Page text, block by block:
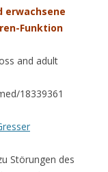
erwachsene
Funktion
and adult
18339361
Störungen des